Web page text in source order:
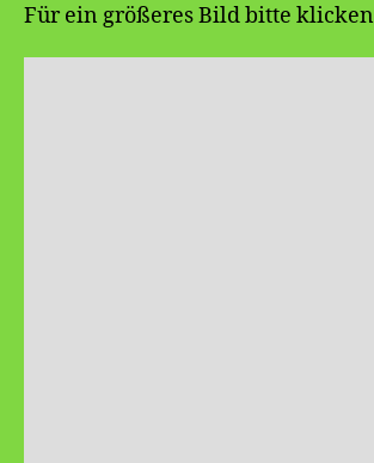
Für ein größeres Bild bitte klicken